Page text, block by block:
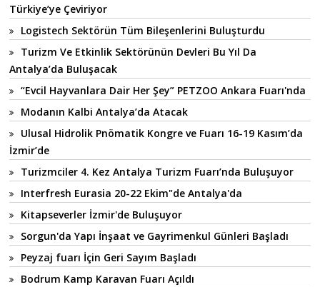
Türkiye’ye Çeviriyor
Logistech Sektörün Tüm Bileşenlerini Buluşturdu
Turizm Ve Etkinlik Sektörünün Devleri Bu Yıl Da
Antalya’da Buluşacak
“Evcil Hayvanlara Dair Her Şey” PETZOO Ankara Fuarı'nda
Modanın Kalbi Antalya’da Atacak
Ulusal Hidrolik Pnömatik Kongre ve Fuarı 16-19 Kasım’da
İzmir’de
Turizmciler 4. Kez Antalya Turizm Fuarı’nda Buluşuyor
Interfresh Eurasia 20-22 Ekim"de Antalya'da
Kitapseverler İzmir'de Buluşuyor
Sorgun'da Yapı İnşaat ve Gayrimenkul Günleri Başladı
Peyzaj fuarı İçin Geri Sayım Başladı
Bodrum Kamp Karavan Fuarı Açıldı